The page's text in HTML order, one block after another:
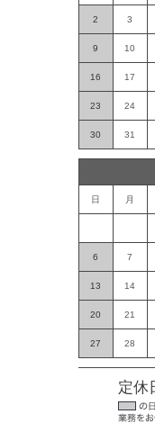
2 3
9 10
16 17
23 24
30 31
日 月
6 7
13 14
20 21
27 28
定休